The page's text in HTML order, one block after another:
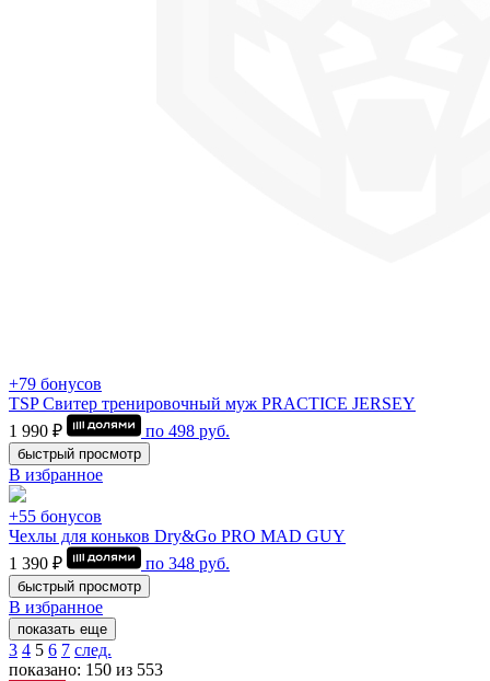
+79 бонусов
TSP Свитер тренировочный муж PRACTICE JERSEY
1 990 ₽
по 498 руб.
быстрый просмотр
В избранное
+55 бонусов
Чехлы для коньков Dry&Go PRO MAD GUY
1 390 ₽
по 348 руб.
быстрый просмотр
В избранное
показать еще
3 4 5 6 7 след.
показано: 150 из 553